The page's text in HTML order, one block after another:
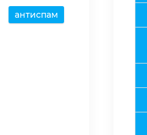
антиспам